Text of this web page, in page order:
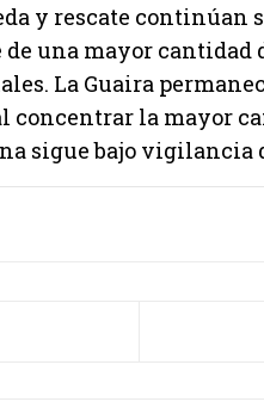
y rescate continúan
de una mayor
La Guaira
concentrar la mayor
sigue bajo vigilancia